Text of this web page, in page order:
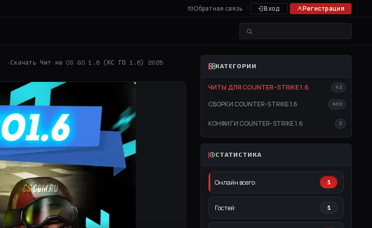
Обратная связь Вход Регистрация
›Скачать Чит на CS GO 1.6 (КС ГО 1.6) 2025 КАТЕГОРИИ
ЧИТЫ ДЛЯ COUNTER-STRIKE 1.6 43
СБОРКИ COUNTER-STRIKE 1.6 469
КОНФИГИ COUNTER-STRIKE 1.6 3
СТАТИСТИКА
Онлайн всего: 1
Гостей: 1